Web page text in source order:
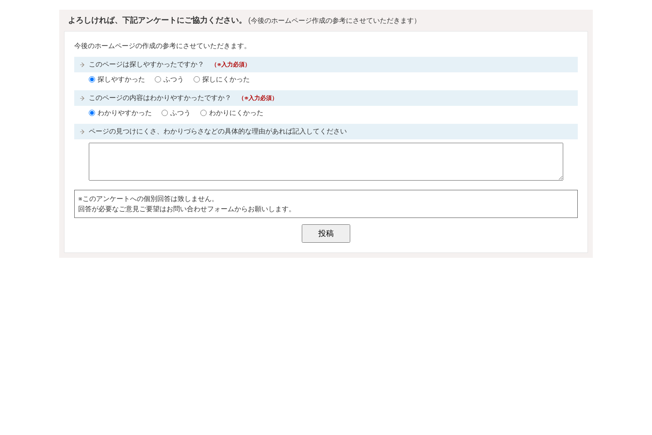
よろしければ、下記アンケートにご協力ください。 (今後のホームページ作成の参考にさせていただきます）
今後のホームページの作成の参考にさせていただきます。
このページは探しやすかったですか？ （※入力必須）
探しやすかった ふつう 探しにくかった
このページの内容はわかりやすかったですか？ （※入力必須）
わかりやすかった ふつう わかりにくかった
ページの見つけにくさ、わかりづらさなどの具体的な理由があれば記入してください
※このアンケートへの個別回答は致しません。
回答が必要なご意見ご要望はお問い合わせフォームからお願いします。